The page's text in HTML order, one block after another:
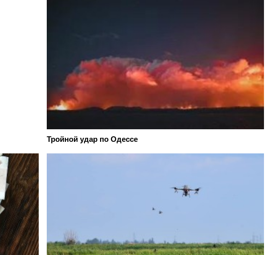
Тройной удар по Одессe